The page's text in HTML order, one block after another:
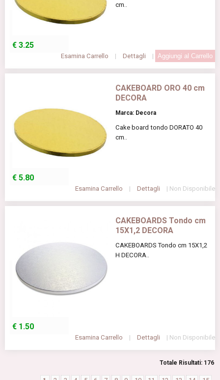
cm..
€ 3.25
Esamina Carrello | Dettagli |
CAKEBOARD ORO 40 cm
DECORA
Marca: Decora
Cake board tondo DORATO 40
cm..
€ 5.80
Esamina Carrello | Dettagli | Non Disponibile
CAKEBOARDS Tondo cm
15X1,2 DECORA
CAKEBOARDS Tondo cm 15X1,2
H DECORA..
€ 1.50
Esamina Carrello | Dettagli | Non Disponibile
Totale Risultati: 176